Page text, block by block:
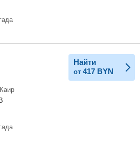
Найти
от 417 BYN